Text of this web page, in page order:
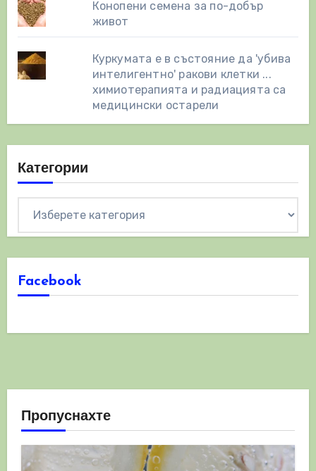
Конопени семена за по-добър
живот
Куркумата е в състояние да 'убива
интелигентно' ракови клетки ...
химиотерапията и радиацията са
медицински остарели
Категории
Facebook
Пропуснахте